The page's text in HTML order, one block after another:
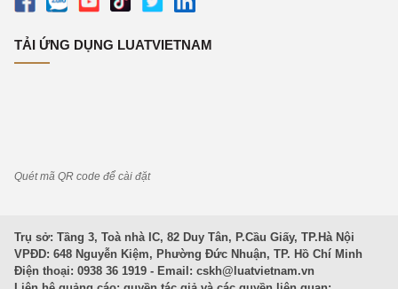
TẢI ỨNG DỤNG LUATVIETNAM
Quét mã QR code để cài đặt
Trụ sở: Tầng 3, Toà nhà IC, 82 Duy Tân, P.Cầu Giấy, TP.Hà Nội
VPĐD: 648 Nguyễn Kiệm, Phường Đức Nhuận, TP. Hồ Chí Minh
Điện thoại: 0938 36 1919 - Email: cskh@luatvietnam.vn